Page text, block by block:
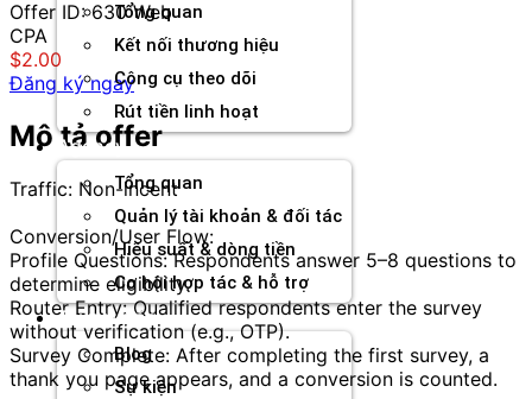
Tổng quan
Kết nối thương hiệu
Công cụ theo dõi
Rút tiền linh hoạt
Agency
Tổng quan
Quản lý tài khoản & đối tác
Hiệu suất & dòng tiền
Cơ hội hợp tác & hỗ trợ
Tài nguyên
Blog
Sự kiện
Offer ID: 630 Web
CPA
$2.00
Đăng ký ngay
Mô tả offer
Traffic: Non-incent
Conversion/User Flow:
Profile Questions: Respondents answer 5–8 questions to
determine eligibility.
Router Entry: Qualified respondents enter the survey
without verification (e.g., OTP).
Survey Complete: After completing the first survey, a
thank you page appears, and a conversion is counted.